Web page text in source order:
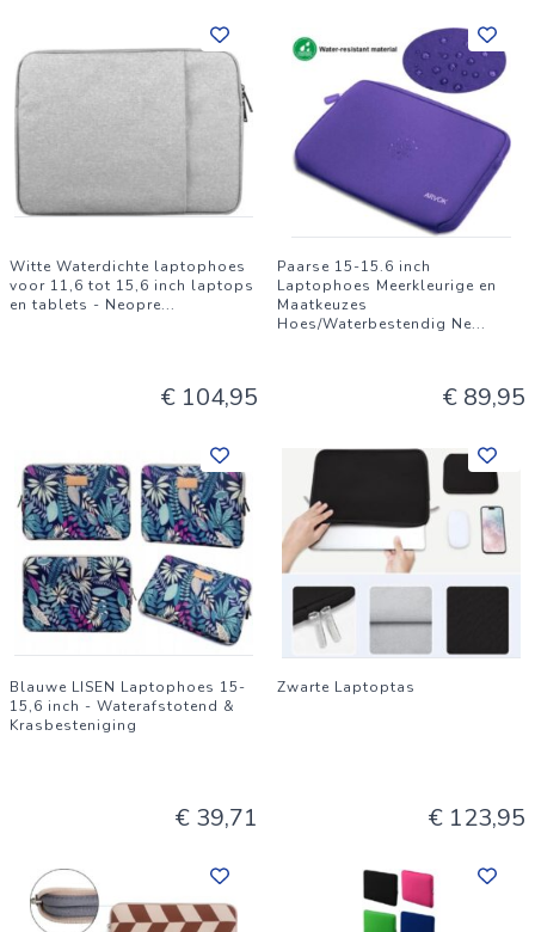
Witte Waterdichte laptophoes
voor 11,6 tot 15,6 inch laptops
en tablets - Neopre...
€ 104,95
Paarse 15-15.6 inch
Laptophoes Meerkleurige en
Maatkeuzes
Hoes/Waterbestendig Ne...
€ 89,95
Blauwe LISEN Laptophoes 15-
15,6 inch - Waterafstotend &
Krasbesteniging
€ 39,71
Zwarte Laptoptas
€ 123,95